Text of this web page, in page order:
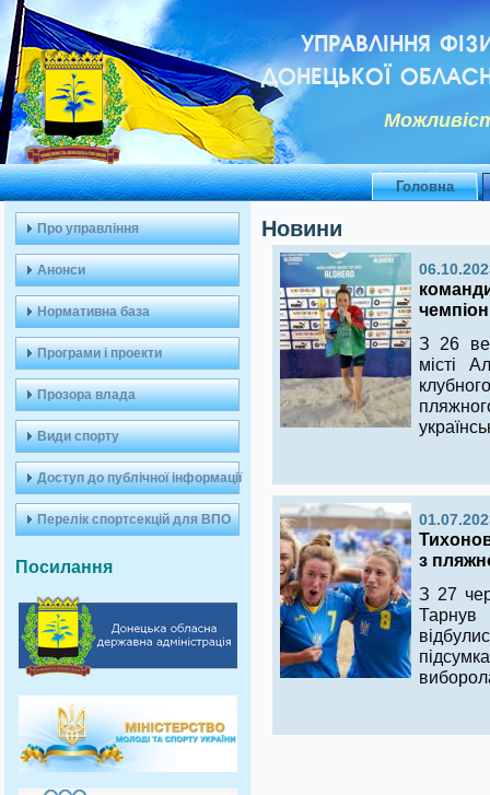
УПРАВЛІННЯ
ДОНЕЦЬКОЇ
Головна
Про управління
Анонси
Нормативна база
Програми і проекти
Прозора влада
Види спорту
Доступ до публічної інформації
Перелік спортсекцій для ВПО
Посилання
Новини
З 26
місті
з
З 27